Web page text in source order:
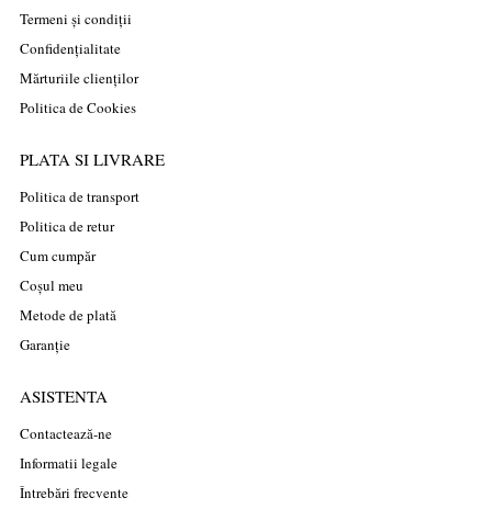
Termeni și condiții
Confidențialitate
Mărturiile clienților
Politica de Cookies
PLATA SI LIVRARE
Politica de transport
Politica de retur
Cum cumpăr
Coșul meu
Metode de plată
Garanție
ASISTENTA
Contactează-ne
Informatii legale
Întrebări frecvente